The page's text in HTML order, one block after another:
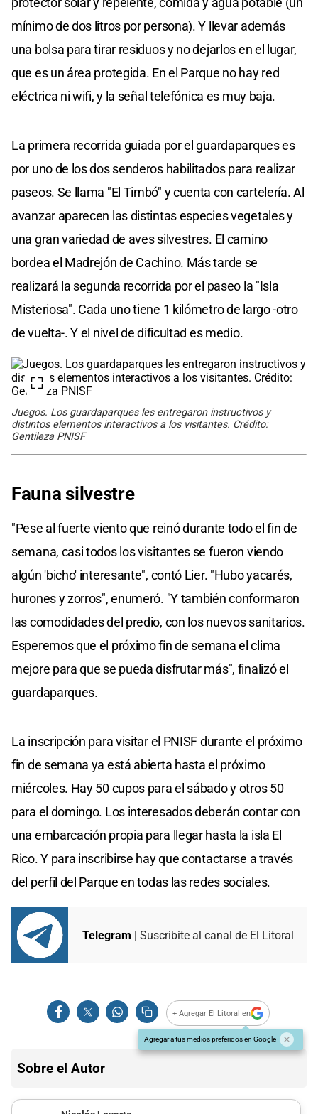
mínimo de dos litros por persona). Y llevar además
una bolsa para tirar residuos y no dejarlos en el lugar,
que es un área protegida. En el Parque no hay red
eléctrica ni wifi, y la señal telefónica es muy baja.
La primera recorrida guiada por el guardaparques es
por uno de los dos senderos habilitados para realizar
paseos. Se llama "El Timbó" y cuenta con cartelería. Al
avanzar aparecen las distintas especies vegetales y
una gran variedad de aves silvestres. El camino
bordea el Madrejón de Cachino. Más tarde se
realizará la segunda recorrida por el paseo la "Isla
Misteriosa". Cada uno tiene 1 kilómetro de largo -otro
de vuelta-. Y el nivel de dificultad es medio.
Juegos. Los guardaparques les entregaron instructivos y
distintos elementos interactivos a los visitantes. Crédito:
Gentileza PNISF
Fauna silvestre
"Pese al fuerte viento que reinó durante todo el fin de
semana, casi todos los visitantes se fueron viendo
algún 'bicho' interesante", contó Lier. "Hubo yacarés,
hurones y zorros", enumeró. "Y también conformaron
las comodidades del predio, con los nuevos sanitarios.
Esperemos que el próximo fin de semana el clima
mejore para que se pueda disfrutar más", finalizó el
guardaparques.
La inscripción para visitar el PNISF durante el próximo
fin de semana ya está abierta hasta el próximo
miércoles. Hay 50 cupos para el sábado y otros 50
para el domingo. Los interesados deberán contar con
una embarcación propia para llegar hasta la isla El
Rico. Y para inscribirse hay que contactarse a través
del perfil del Parque en todas las redes sociales.
Telegram | Suscribite al canal de El Litoral
+ Agregar El Litoral en
Agregar a tus medios preferidos en Google
Sobre el Autor